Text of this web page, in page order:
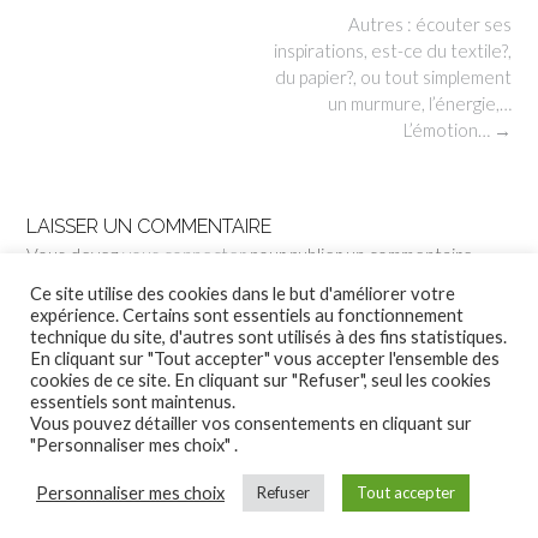
Autres : écouter ses
inspirations, est-ce du textile?,
du papier?, ou tout simplement
un murmure, l’énergie,…
L’émotion… →
LAISSER UN COMMENTAIRE
Vous devezvous connecter pour publier un commentaire.
Ce site utilise des cookies dans le but d'améliorer votre
expérience. Certains sont essentiels au fonctionnement
technique du site, d'autres sont utilisés à des fins statistiques.
En cliquant sur "Tout accepter" vous accepter l'ensemble des
cookies de ce site. En cliquant sur "Refuser", seul les cookies
essentiels sont maintenus.
Vous pouvez détailler vos consentements en cliquant sur
"Personnaliser mes choix" .
Personnaliser mes choix Refuser Tout accepter